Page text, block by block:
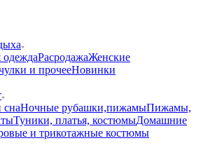
одеждаРасродажаЖенские
и прочееНовинки
снаНочные рубашки,пижамыПижамы,
Туники, платья, костюмыДомашние
и трикотажные костюмы